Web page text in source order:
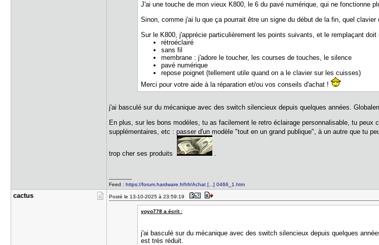
J'ai une touche de mon vieux K800, le 6 du pavé numérique, qui ne fonctionne
Sinon, comme j'ai lu que ça pourrait être un signe du début de la fin, quel clavier
Sur le K800, j'apprécie particulièrement les points suivants, et le remplaçant doit
rétroéclairé
sans fil
membrane : j'adore le toucher, les courses de touches, le silence
pavé numérique
repose poignet (tellement utile quand on a le clavier sur les cuisses)
Merci pour votre aide à la réparation et/ou vos conseils d'achat !
j'ai basculé sur du mécanique avec des switch silencieux depuis quelques années.
En plus, sur les bons modèles, tu as facilement le retro éclairage personnalisable, tu
supplémentaires, etc : passer d'un modèle "tout en un grand publique", à un autre que tu
trop cher ses produits .
---------------
Feed :https://forum.hardware.fr/hfr/Achat [...] 0466_1.htm
cactus Posté le 13-10-2025 à 23:59:19
yoyo778 a écrit :
j'ai basculé sur du mécanique avec des switch silencieux depuis quelques
est très réduit.